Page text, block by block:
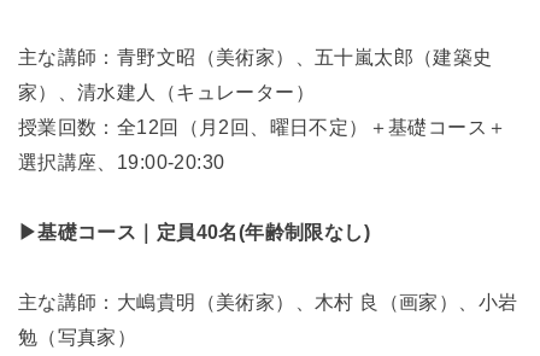
主な講師：青野文昭（美術家）、五十嵐太郎（建築史
家）、清水建人（キュレーター）
授業回数：全12回（月2回、曜日不定）＋基礎コース＋
選択講座、19:00-20:30
▶基礎コース｜定員40名(年齢制限なし)
主な講師：大嶋貴明（美術家）、木村 良（画家）、小岩
勉（写真家）